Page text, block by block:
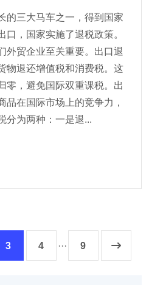
的三大马车之一，得到国家
口，国家实施了退税政策。
外贸企业至关重要。出口退
物退还增值税和消费税。这
零，避免国际双重课税。出
品在国际市场上的竞争力，
分为两种：一是退...
3 4 ··· 9